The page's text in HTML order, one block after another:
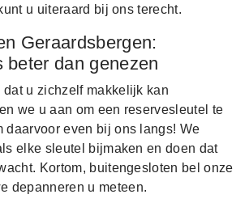
u uiteraard bij ons terecht.
Geraardsbergen:
beter dan genezen
dat u zichzelf makkelijk kan
we u aan om een reservesleutel te
daarvoor even bij ons langs! We
elke sleutel bijmaken en doen dat
Kortom, buitengesloten bel onze
depanneren u meteen.